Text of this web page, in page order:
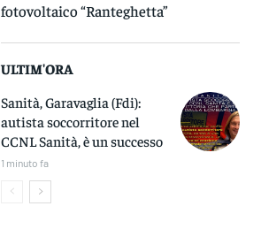
fotovoltaico “Ranteghetta”
ULTIM'ORA
Sanità, Garavaglia (Fdi):
autista soccorritore nel
CCNL Sanità, è un successo
1 minuto fa